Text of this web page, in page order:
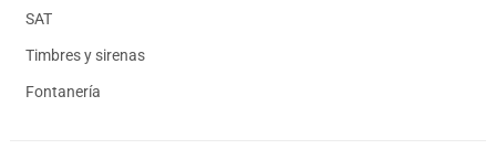
SAT
Timbres y sirenas
Fontanería